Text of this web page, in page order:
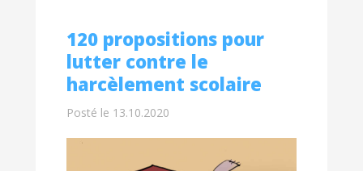
120 propositions pour
lutter contre le
harcèlement scolaire
Posté le 13.10.2020